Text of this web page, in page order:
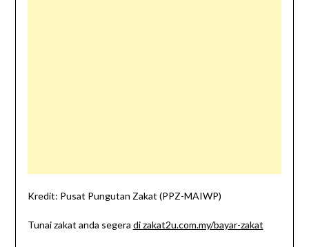
Kredit: Pusat Pungutan Zakat (PPZ-MAIWP)
Tunai zakat anda segera di zakat2u.com.my/bayar-zakat